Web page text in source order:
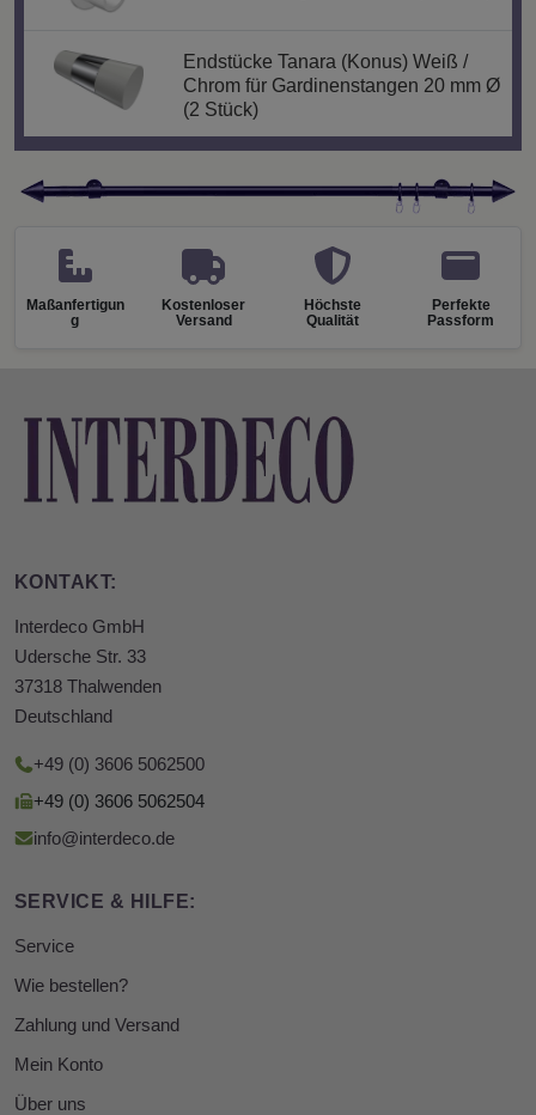
Endstücke Tanara (Konus) Weiß /
Chrom für Gardinenstangen 20 mm Ø
(2 Stück)
Maßanfertigun
g
Kostenloser
Versand
Höchste
Qualität
Perfekte
Passform
KONTAKT:
Interdeco GmbH
Udersche Str. 33
37318 Thalwenden
Deutschland
+49 (0) 3606 5062500
+49 (0) 3606 5062504
info@interdeco.de
SERVICE & HILFE:
Service
Wie bestellen?
Zahlung und Versand
Mein Konto
Über uns